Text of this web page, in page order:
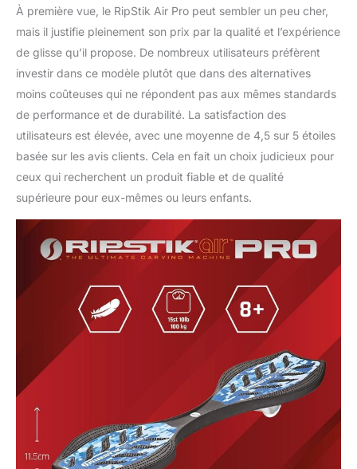
À première vue, le RipStik Air Pro peut sembler un peu cher,
mais il justifie pleinement son prix par la qualité et l’expérience
de glisse qu’il propose. De nombreux utilisateurs préfèrent
investir dans ce modèle plutôt que dans des alternatives
moins coûteuses qui ne répondent pas aux mêmes standards
de performance et de durabilité. La satisfaction des
utilisateurs est élevée, avec une moyenne de 4,5 sur 5 étoiles
basée sur les avis clients. Cela en fait un choix judicieux pour
ceux qui recherchent un produit fiable et de qualité
supérieure pour eux-mêmes ou leurs enfants.